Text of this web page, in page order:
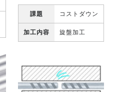
課題 コストダウン
加工内容 旋盤加工